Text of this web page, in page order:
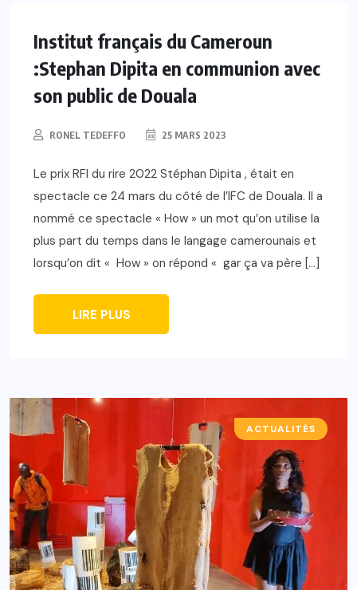
Institut français du Cameroun
:Stephan Dipita en communion avec
son public de Douala
RONEL TEDEFFO 25 MARS 2023
Le prix RFI du rire 2022 Stéphan Dipita , était en
spectacle ce 24 mars du côté de l’IFC de Douala. Il a
nommé ce spectacle « How » un mot qu’on utilise la
plus part du temps dans le langage camerounais et
lorsqu’on dit « How » on répond « gar ça va père […]
LIRE PLUS
ACTUALITÉS